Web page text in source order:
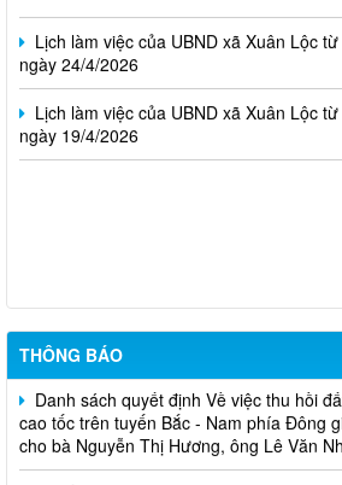
Lịch làm việc của UBND xã Xuân Lộc
ngày 24/4/2026
Lịch làm việc của UBND xã Xuân Lộc
ngày 19/4/2026
THÔNG BÁO
Niêm yết công khai về việc mất Giấy
ông Trần Đình Thắng
Danh sách quyết định Về việc thu hồi
cao tốc trên tuyến Bắc - Nam phía Đông
cho bà Nguyễn Thị Hương, ông Lê Văn
Quyết định xử phạt vi phạm hành